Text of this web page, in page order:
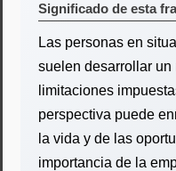
Significado de esta
Las personas en
suelen desarrollar un
limitaciones
perspectiva puede
la vida y de las
importancia de la